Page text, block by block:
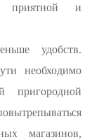
приятной и
удобств.
необходимо
пригородной
магазинов,